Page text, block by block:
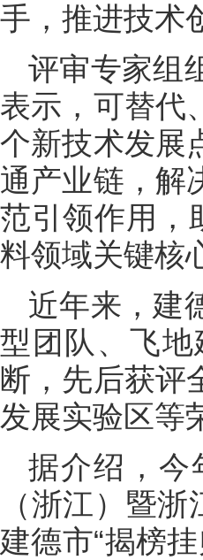
手，推进技术
评审专家组
表示，可替代
个新技术发展
通产业链，解
范引领作用，
料领域关键核
近年来，建
型团队、飞
断，先后获评
发展实验区等
据介绍，今
（浙江）暨
建德市“揭榜